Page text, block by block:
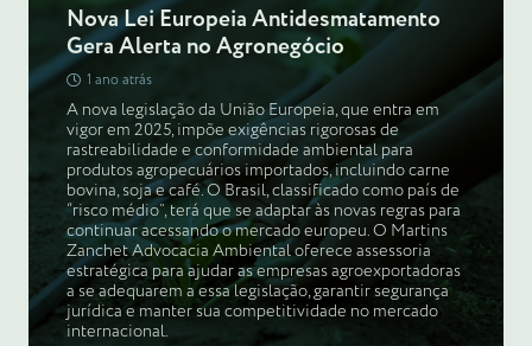
Nova Lei Europeia Antidesmatamento
Gera Alerta no Agronegócio
1 ano atrás
A nova legislação da União Europeia, que entra em
vigor em 2025, impõe exigências rigorosas de
rastreabilidade e conformidade ambiental para
produtos agropecuários importados, incluindo carne
bovina, soja e café. O Brasil, classificado como país de
“risco médio”, terá que se adaptar às novas regras para
continuar acessando o mercado europeu. O Martins
Zanchet Advocacia Ambiental oferece assessoria
estratégica para ajudar as empresas agroexportadoras
a se adequarem a essa legislação, garantir segurança
jurídica e manter sua competitividade no mercado
internacional.